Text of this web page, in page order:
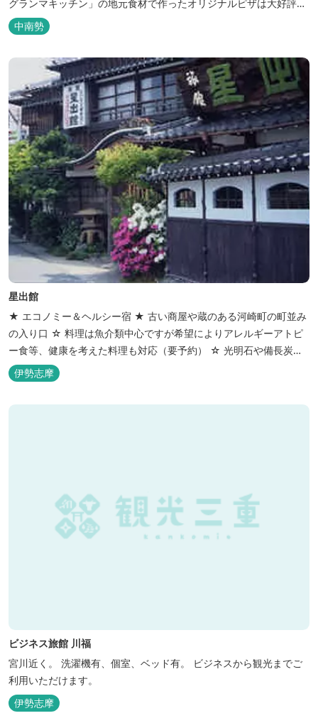
グランマキッチン」の地元食材で作ったオリジナルピザは大好評！
バーベキューも楽しめます。食材と必要な道具がセットになった
「手ぶらバーベキューセット」も人気です。 『ごかつら池どうぶつ
パーク』近くにあります。 多気町観光協会のフェイスブックでは多
気町のローカ...
中南勢
星出館
★ エコノミー＆ヘルシー宿 ★ 古い商屋や蔵のある河崎町の町並み
の入り口 ☆ 料理は魚介類中心ですが希望によりアレルギーアトピ
ー食等、健康を考えた料理も対応（要予約） ☆ 光明石や備長炭を
設置した青森ヒバと信楽焼のお風呂で心身のリフレッシュを！
【Japanese Inn Group 会員です】
伊勢志摩
ビジネス旅館 川福
宮川近く。 洗濯機有、個室、ベッド有。 ビジネスから観光までご
利用いただけます。
伊勢志摩